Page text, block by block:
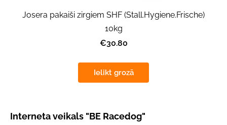
Interneta veikals "BE Racedog"
Josera pakaiši zirgiem SHF (Stall.Hygiene.Frische)
10kg
€30.80
Ielikt grozā